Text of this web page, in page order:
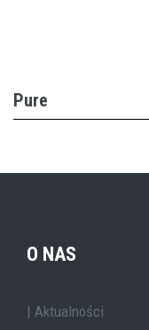
Pure
O NAS
| Aktualności